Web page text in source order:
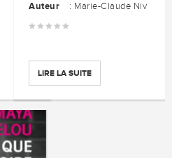
Auteur : Marie-Claude Niv
LIRE LA SUITE